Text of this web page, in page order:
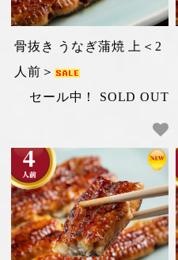
骨抜き うなぎ蒲焼 上＜2
人前＞
セール中！ SOLD OUT